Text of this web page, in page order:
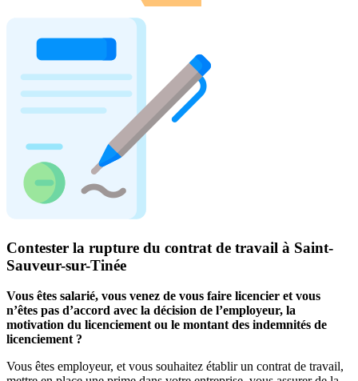
Contester la rupture du contrat de travail à Saint-
Sauveur-sur-Tinée
Vous êtes salarié, vous venez de vous faire licencier et vous
n’êtes pas d’accord avec la décision de l’employeur, la
motivation du licenciement ou le montant des indemnités de
licenciement ?
Vous êtes employeur, et vous souhaitez établir un contrat de travail,